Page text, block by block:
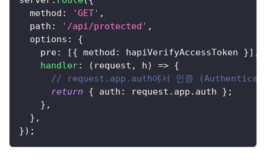
  method
: 'GET' ,
  path
: '/api/protected' ,
  options
:
{
    pre
: [{ method : hapiVerifyAccessToken }] ,
handler: ( request , h) => {
// request.app.auth에서 인증
return
{ auth : request . app . auth } ;
} ,
} ,
}) ;